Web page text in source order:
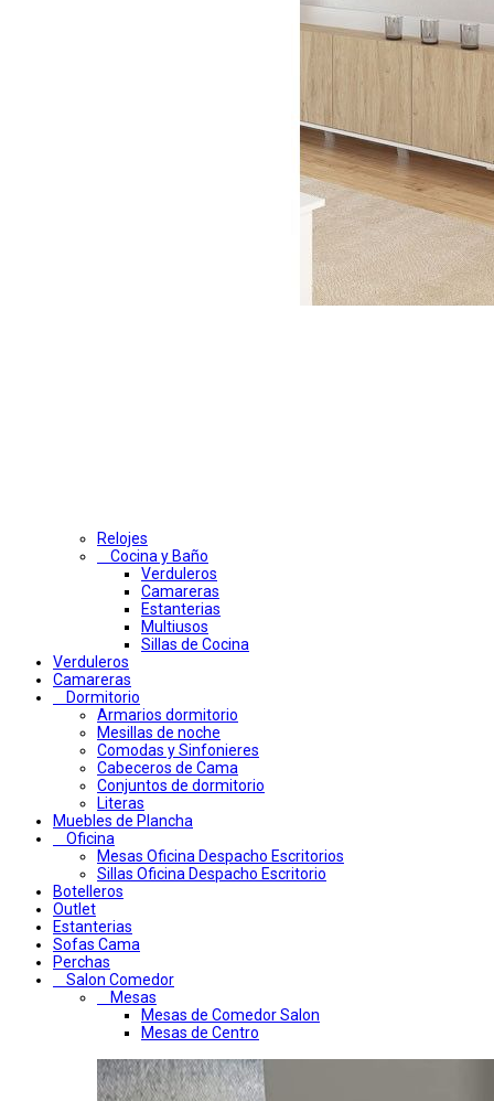
Relojes
Cocina y Baño
Verduleros
Camareras
Estanterias
Multiusos
Sillas de Cocina
Verduleros
Camareras
Dormitorio
Armarios dormitorio
Mesillas de noche
Comodas y Sinfonieres
Cabeceros de Cama
Conjuntos de dormitorio
Literas
Muebles de Plancha
Oficina
Mesas Oficina Despacho Escritorios
Sillas Oficina Despacho Escritorio
Botelleros
Outlet
Estanterias
Sofas Cama
Perchas
Salon Comedor
Mesas
Mesas de Comedor Salon
Mesas de Centro